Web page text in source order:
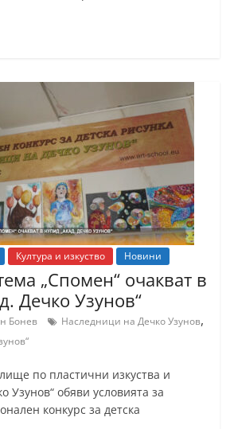
Култура и изкуство Новини
„Спомен“ очакват в
Дечко Узунов“
Бонев Наследници на Дечко Узунов,
по пластични изкуства и
Узунов“ обяви условията за
конкурс за детска